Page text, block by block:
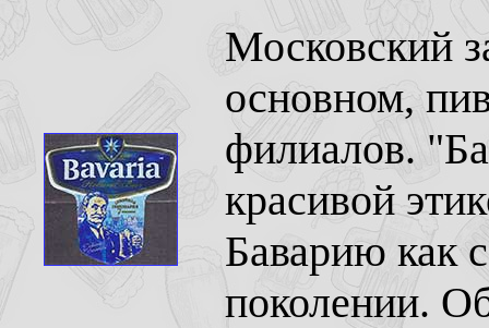
Московский
основном,
филиалов.
красивой
Баварию как
поколении.